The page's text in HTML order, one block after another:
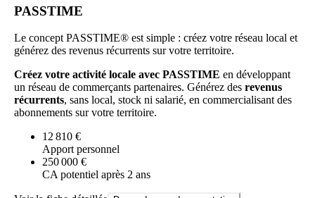
PASSTIME
Le concept PASSTIME® est simple : créez votre réseau local et
générez des revenus récurrents sur votre territoire.
Créez votre activité locale avec PASSTIME en développant
un réseau de commerçants partenaires. Générez des revenus
récurrents, sans local, stock ni salarié, en commercialisant des
abonnements sur votre territoire.
12 810 €
Apport personnel
250 000 €
CA potentiel après 2 ans